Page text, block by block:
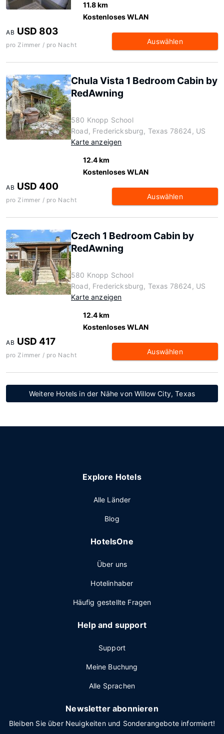
11.8 km
Kostenloses WLAN
AB USD 803
pro Zimmer / pro Nacht Auswählen
Chula Vista 1 Bedroom Cabin by
RedAwning
580 Knopp School
Road, Fredericksburg, Texas 78624, US
Karte anzeigen
12.4 km
Kostenloses WLAN
AB USD 400
pro Zimmer / pro Nacht Auswählen
Czech 1 Bedroom Cabin by
RedAwning
580 Knopp School
Road, Fredericksburg, Texas 78624, US
Karte anzeigen
12.4 km
Kostenloses WLAN
AB USD 417
pro Zimmer / pro Nacht Auswählen
Weitere Hotels in der Nähe von Willow City, Texas
Explore Hotels
Alle Länder
Blog
HotelsOne
Über uns
Hotelinhaber
Häufig gestellte Fragen
Help and support
Support
Meine Buchung
Alle Sprachen
Newsletter abonnieren
Bleiben Sie über Neuigkeiten und Sonderangebote informiert!